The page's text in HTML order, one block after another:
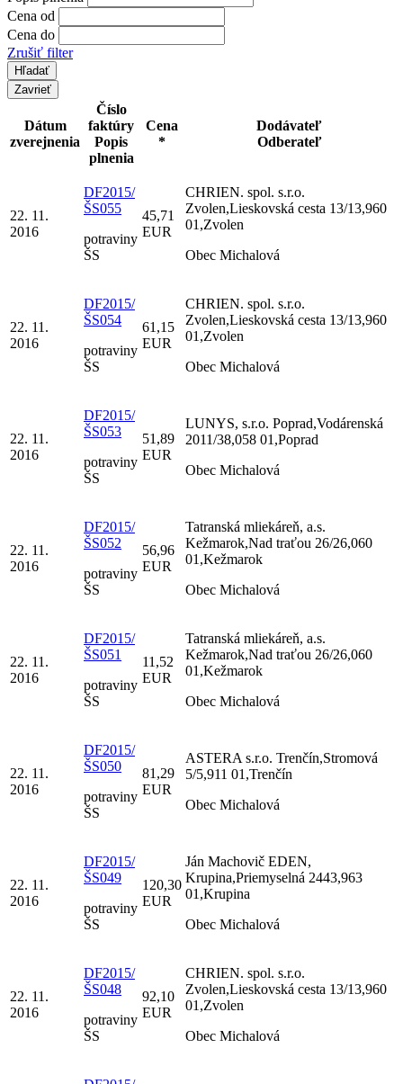
Cena od
Cena do
Zrušiť filter
Zavrieť
Dátum
zverejnenia
Číslo
faktúry
Popis
plnenia
Cena
*
Dodávateľ
Odberateľ
22. 11.
2016
DF2015/
ŠS055
potraviny
ŠS
45,71
EUR
CHRIEN. spol. s.r.o.
Zvolen,Lieskovská cesta 13/13,960
01,Zvolen
Obec Michalová
22. 11.
2016
DF2015/
ŠS054
potraviny
ŠS
61,15
EUR
CHRIEN. spol. s.r.o.
Zvolen,Lieskovská cesta 13/13,960
01,Zvolen
Obec Michalová
22. 11.
2016
DF2015/
ŠS053
potraviny
ŠS
51,89
EUR
LUNYS, s.r.o. Poprad,Vodárenská
2011/38,058 01,Poprad
Obec Michalová
22. 11.
2016
DF2015/
ŠS052
potraviny
ŠS
56,96
EUR
Tatranská mliekáreň, a.s.
Kežmarok,Nad traťou 26/26,060
01,Kežmarok
Obec Michalová
22. 11.
2016
DF2015/
ŠS051
potraviny
ŠS
11,52
EUR
Tatranská mliekáreň, a.s.
Kežmarok,Nad traťou 26/26,060
01,Kežmarok
Obec Michalová
22. 11.
2016
DF2015/
ŠS050
potraviny
ŠS
81,29
EUR
ASTERA s.r.o. Trenčín,Stromová
5/5,911 01,Trenčín
Obec Michalová
22. 11.
2016
DF2015/
ŠS049
potraviny
ŠS
120,30
EUR
Ján Machovič EDEN,
Krupina,Priemyselná 2443,963
01,Krupina
Obec Michalová
22. 11.
2016
DF2015/
ŠS048
potraviny
ŠS
92,10
EUR
CHRIEN. spol. s.r.o.
Zvolen,Lieskovská cesta 13/13,960
01,Zvolen
Obec Michalová